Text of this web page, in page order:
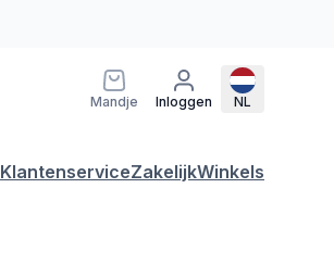
Mandje Inloggen NL
KlantenserviceZakelijkWinkels